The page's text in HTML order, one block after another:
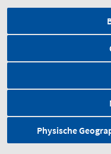
Physische